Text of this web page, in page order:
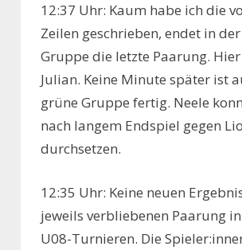
12:37 Uhr: Kaum habe ich die
Zeilen geschrieben, endet in
Gruppe die letzte Paarung.
Julian. Keine Minute später ist
grüne Gruppe fertig. Neele
nach langem Endspiel gegen
durchsetzen.
12:35 Uhr: Keine neuen
jeweils verbliebenen Paarung
U08-Turnieren. Die